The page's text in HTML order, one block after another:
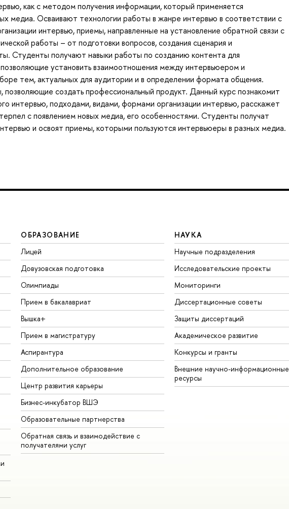
как с методом получения информации, который применяется
медиа. Осваивают технологии работы в жанре интервью в соответствии с
интервью, приемы, направленные на установление обратной связи с
работы – от подготовки вопросов, создания сценария и
Студенты получают навыки работы по созданию контента для
установить взаимоотношения между интервьюером и
тем, актуальных для аудитории и в определении формата общения.
создать профессиональный продукт. Данный курс познакомит
интервью, подходами, видами, формами организации интервью, расскажет
с появлением новых медиа, его особенностями. Студенты получат
и освоят приемы, которыми пользуются интервьюеры в разных медиа.
ОБРАЗОВАНИЕ
Лицей
Довузовская подготовка
Олимпиады
Прием в бакалавриат
Вышка+
Прием в магистратуру
Аспирантура
Дополнительное образование
Центр развития карьеры
Бизнес-инкубатор ВШЭ
Образовательные партнерства
Обратная связь и взаимодействие с
получателями услуг
НАУКА
Научные подразделения
Исследовательские проекты
Мониторинги
Диссертационные советы
Защиты диссертаций
Академическое развитие
Конкурсы и гранты
Внешние научно-информационные
ресурсы